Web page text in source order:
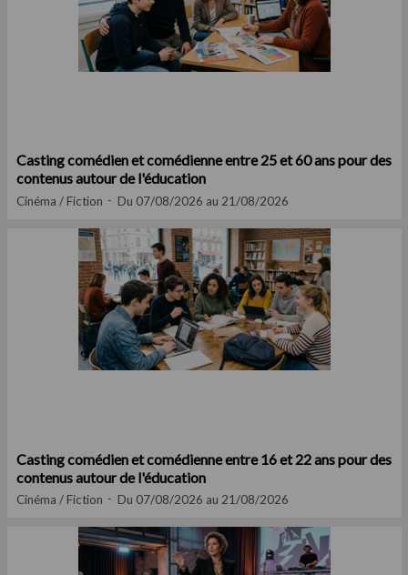
Casting comédien et comédienne entre 25 et 60 ans pour des
contenus autour de l'éducation
Cinéma / Fiction Du 07/08/2026 au 21/08/2026
Casting comédien et comédienne entre 16 et 22 ans pour des
contenus autour de l'éducation
Cinéma / Fiction Du 07/08/2026 au 21/08/2026